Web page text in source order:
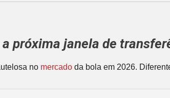
próxima janela de
no mercado da bola em 2026.